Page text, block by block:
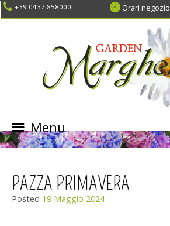
+39 0437 858000 Orari negozio
Menu
SKIP
PAZZA PRIMAVERA
Posted 19 Maggio 2024